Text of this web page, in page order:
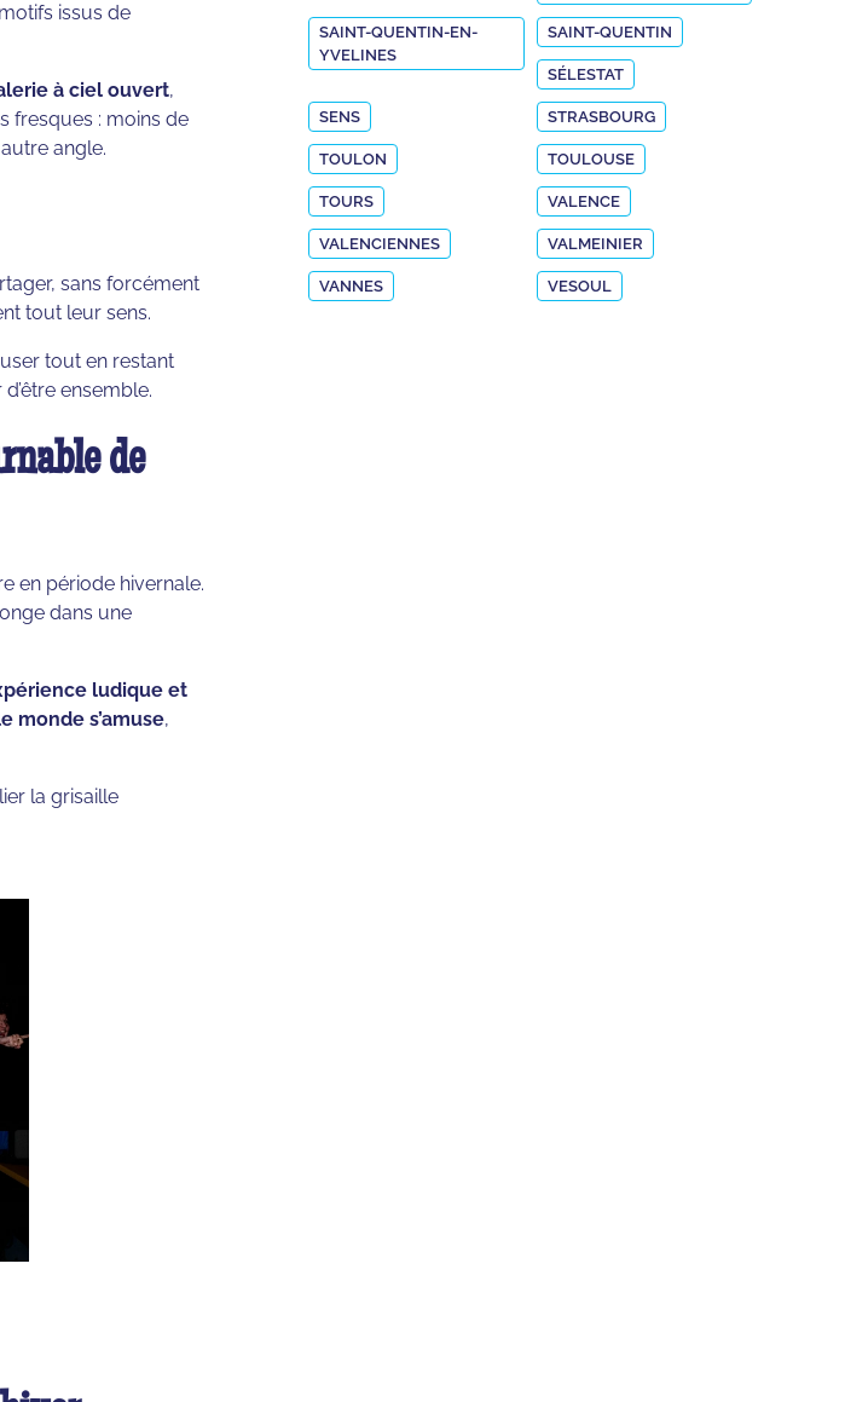
issus de
à ciel ouvert,
fresques : moins de
angle.
sans forcément
tout leur sens.
tout en restant
ensemble.
de
en période hivernale.
dans une
ludique et
monde s’amuse,
la grisaille
SAINT-QUENTIN-EN-
YVELINES
SAINT-QUENTIN
SÉLESTAT
SENS STRASBOURG
TOULON TOULOUSE
TOURS VALENCE
VALENCIENNES VALMEINIER
VANNES VESOUL